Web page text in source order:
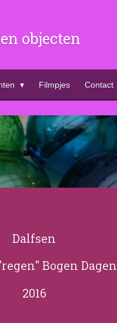
objecten
Filmpjes Contact
Dalfsen
Bogen Dagen
2016